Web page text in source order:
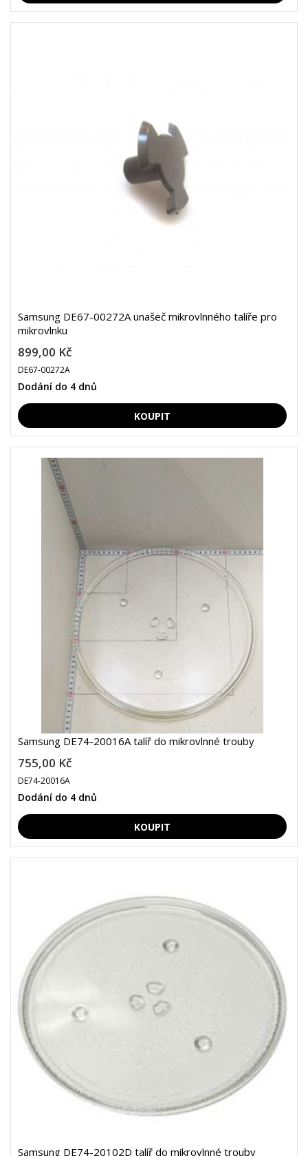
Samsung DE67-00272A unašeč mikrovlnného talíře pro
mikrovlnku
899,00 Kč
DE67-00272A
Dodání do 4 dnů
Samsung DE74-20016A talíř do mikrovlnné trouby
755,00 Kč
DE74-20016A
Dodání do 4 dnů
Samsung DE74-20102D talíř do mikrovlnné trouby